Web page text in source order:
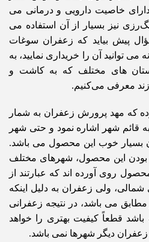
خاصیت دارویی و درمانی می
نیز بسیار از آن استفاده می
پیش بیاید که زعفران سوغات
توانید آن را خریداری نمایید، به
های مختلف که به کاشت و
معرفی می‌کنیم.
که مهد پرورش زعفران به شمار
قائم شهر اشاره نمود و حتی شهر
بسیار خوب این محصول می باشد.
بودن این محصول، شهرهای مختلف
روی آورده اند که عبارتند از
ولی زعفران به دلیل اینکه
می باشد، در نتیجه زعفرانی
قطعاً کیفیت بهتری را خواهد
دیگر شهرها نمی باشد.